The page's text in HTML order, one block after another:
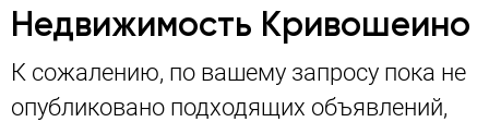
Недвижимость Кривошеино
К сожалению, по вашему запросу пока не
опубликовано подходящих объявлений,